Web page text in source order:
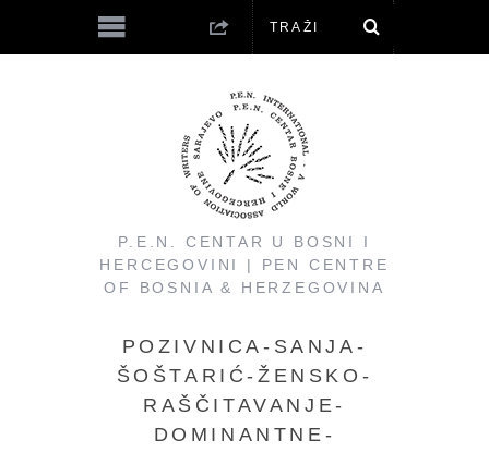
P.E.N. CENTAR U BOSNI I
HERCEGOVINI | PEN CENTRE
OF BOSNIA & HERZEGOVINA
POZIVNICA-SANJA-
ŠOŠTARIĆ-ŽENSKO-
RAŠČITAVANJE-
DOMINANTNE-